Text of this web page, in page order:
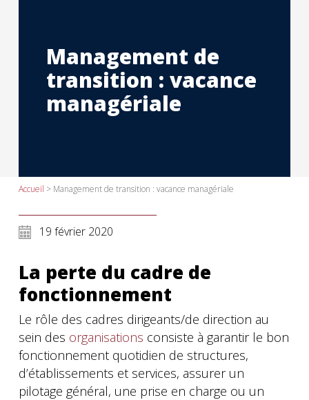
Management de
transition : vacance
managériale
Accueil > Management de transition : vacance managériale
19 février 2020
La perte du cadre de
fonctionnement
Le rôle des cadres dirigeants/de direction au
sein des organisations consiste à garantir le bon
fonctionnement quotidien de structures,
d’établissements et services, assurer un
pilotage général, une prise en charge ou un